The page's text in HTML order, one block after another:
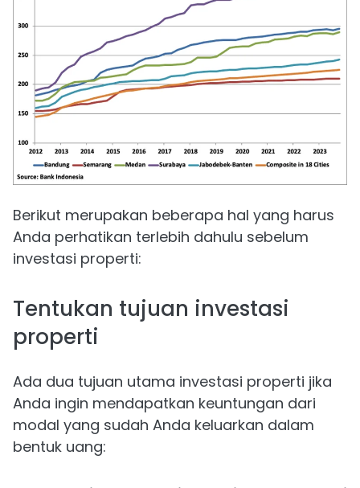
Berikut merupakan beberapa hal yang harus
Anda perhatikan terlebih dahulu sebelum
investasi properti:
Tentukan tujuan investasi
properti
Ada dua tujuan utama investasi properti jika
Anda ingin mendapatkan keuntungan dari
modal yang sudah Anda keluarkan dalam
bentuk uang: